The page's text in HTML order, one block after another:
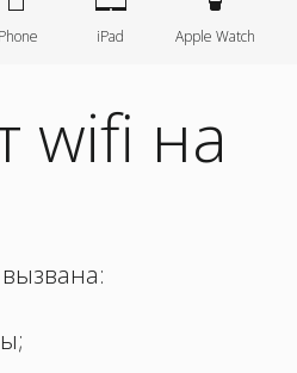
iPad Apple Watch
wifi на